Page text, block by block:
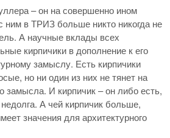
– он на совершенно ином
ним в ТРИЗ больше никто никогда не
А научные вклады всех
кирпичики в дополнение к его
замыслу. Есть кирпичики
но ни один из них не тянет на
замысла. И кирпичик – он либо есть,
А чей кирпичик больше,
значения для архитектурного